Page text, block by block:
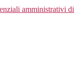
amministrativi di